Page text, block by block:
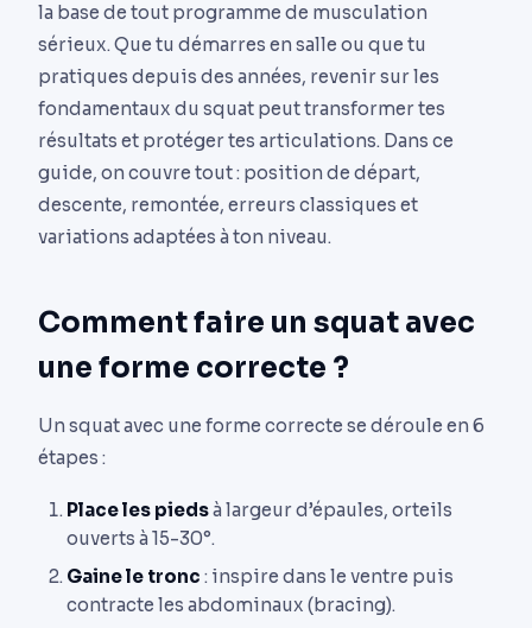
la base de tout programme de musculation
sérieux. Que tu démarres en salle ou que tu
pratiques depuis des années, revenir sur les
fondamentaux du squat peut transformer tes
résultats et protéger tes articulations. Dans ce
guide, on couvre tout : position de départ,
descente, remontée, erreurs classiques et
variations adaptées à ton niveau.
Comment faire un squat avec
une forme correcte ?
Un squat avec une forme correcte se déroule en 6
étapes :
Place les piedsà largeur d’épaules, orteils
ouverts à 15-30°.
Gaine le tronc : inspire dans le ventre puis
contracte les abdominaux (bracing).